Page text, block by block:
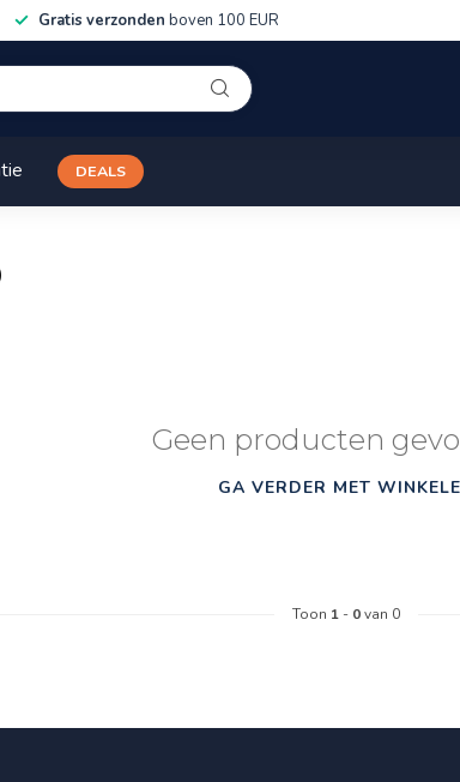
Gratis verzonden boven 100 EUR
DEALS
Geen producten
GA VERDER MET
Toon 1 - 0van 0